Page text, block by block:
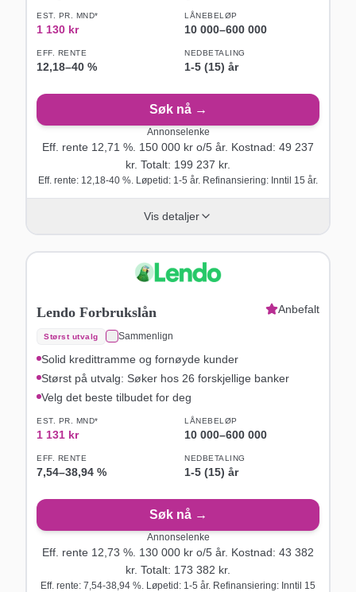
EST. PR. MND*
1 130 kr
LÅNEBELØP
10 000–600 000
EFF. RENTE
12,18–40 %
NEDBETALING
1-5 (15) år
Søk nå →
Annonselenke
Eff. rente 12,71 %. 150 000 kr o/5 år. Kostnad: 49 237
kr. Totalt: 199 237 kr.
Eff. rente: 12,18-40 %. Løpetid: 1-5 år. Refinansiering: Inntil 15 år.
Vis detaljer
Lendo Forbrukslån
Størst utvalg Sammenlign
Anbefalt
Solid kredittramme og fornøyde kunder
Størst på utvalg: Søker hos 26 forskjellige banker
Velg det beste tilbudet for deg
EST. PR. MND*
1 131 kr
LÅNEBELØP
10 000–600 000
EFF. RENTE
7,54–38,94 %
NEDBETALING
1-5 (15) år
Søk nå →
Annonselenke
Eff. rente 12,73 %. 130 000 kr o/5 år. Kostnad: 43 382
kr. Totalt: 173 382 kr.
Eff. rente: 7,54-38,94 %. Løpetid: 1-5 år. Refinansiering: Inntil 15